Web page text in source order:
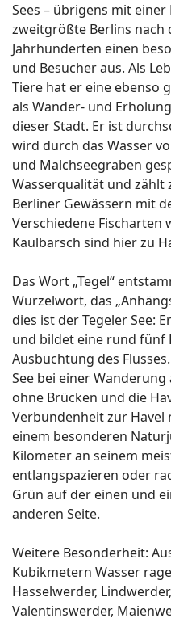
Sees – übrigens mit
zweitgrößte Berlins nach
Jahrhunderten einen
und Besucher aus. Als
Tiere hat er eine ebenso
als Wander- und
dieser Stadt. Er ist
wird durch das Wasser
und Malchseegraben
Wasserqualität und zählt
Berliner Gewässern mit
Verschiedene Fischarten
Kaulbarsch sind hier zu
Das Wort „Tegel“
Wurzelwort, das
dies ist der Tegeler See:
und bildet eine rund fünf
Ausbuchtung des
See bei einer
ohne Brücken und die
Verbundenheit zur Havel
einem besonderen
Kilometer an seinem
entlangspazieren oder
Grün auf der einen und
anderen Seite.
Weitere Besonderheit:
Kubikmetern Wasser
Hasselwerder,
Valentinswerder,